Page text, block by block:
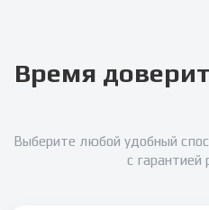
Время
Выберите любой удобный
с гарантией